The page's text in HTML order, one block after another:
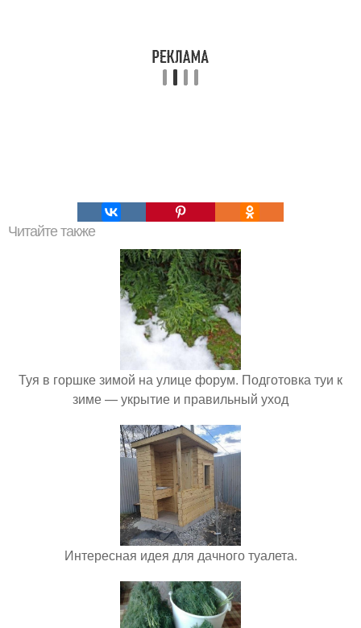
Читайте также
Туя в горшке зимой на улице форум. Подготовка туи к
зиме — укрытие и правильный уход
Интересная идея для дачного туалета.